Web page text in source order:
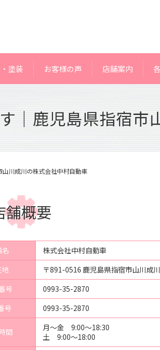
塗装 お客様の声 店舗案内
｜鹿児島県指宿市
川成川の株式会社中村自動車
舗概要
名
株式会社中村自動車
地
〒891-0516 鹿児島県指宿市山川成
号
0993-35-2870
号
0993-35-2870
間
月～金 9:00～18:30
土 9:00～18:00